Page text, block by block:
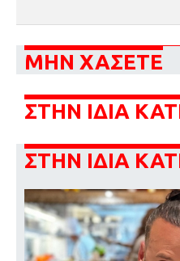
ΜΗΝ ΧΑΣΕΤΕ
ΣΤΗΝ ΙΔΙΑ
ΣΤΗΝ ΙΔΙΑ